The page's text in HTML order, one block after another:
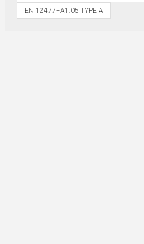
EN 12477+A1:05 TYPE A